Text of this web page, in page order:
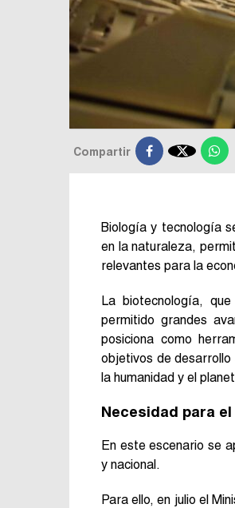
Compartir 
Biología y tecnología
en la naturaleza,
relevantes para la
La biotecnología,
permitido grandes
posiciona como
objetivos de
la humanidad y el
Necesidad para
En este escenario se
y nacional.
Para ello, en julio el